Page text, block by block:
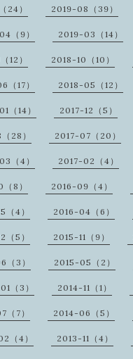
24） 2019-08（39）
（9） 2019-03（14）
12） 2018-10（10）
（17） 2018-05（12）
（14） 2017-12（5）
28） 2017-07（20）
（4） 2017-02（4）
8） 2016-09（4）
（4） 2016-04（6）
（5） 2015-11（9）
（3） 2015-05（2）
（3） 2014-11（1）
（7） 2014-06（5）
（4） 2013-11（4）